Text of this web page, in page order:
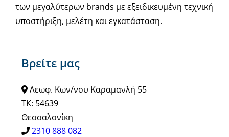
Βρείτε μας
Λεωφ. Κων/νου Καραμανλή 55
ΤΚ: 54639
Θεσσαλονίκη
2310 888 082
των μεγαλύτερων brands με εξειδικευμένη τεχνική
υποστήριξη, μελέτη και εγκατάσταση.